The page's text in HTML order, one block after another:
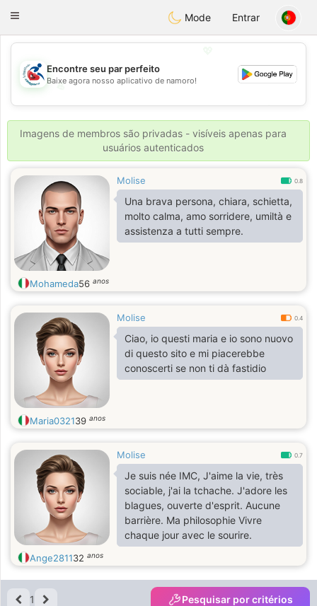
Handi Space
Toggle
Mode Entrar
💖
💕
💕
Encontre seu par perfeito
Baixe agora nosso aplicativo de namoro!
Imagens de membros são privadas - visíveis apenas para
usuários autenticados
Molise 0.8
Una brava persona, chiara, schietta,
molto calma, amo sorridere, umiltà e
assistenza a tutti sempre.
Mohameda56 anos
Molise 0.4
Ciao, io questi maria e io sono nuovo
di questo sito e mi piacerebbe
conoscerti se non ti dà fastidio
Maria032139 anos
Molise 0.7
Je suis née IMC, J'aime la vie, très
sociable, j'ai la tchache. J'adore les
blagues, ouverte d'esprit. Aucune
barrière. Ma philosophie Vivre
chaque jour avec le sourire.
Ange281132 anos
1 Pesquisar por critérios